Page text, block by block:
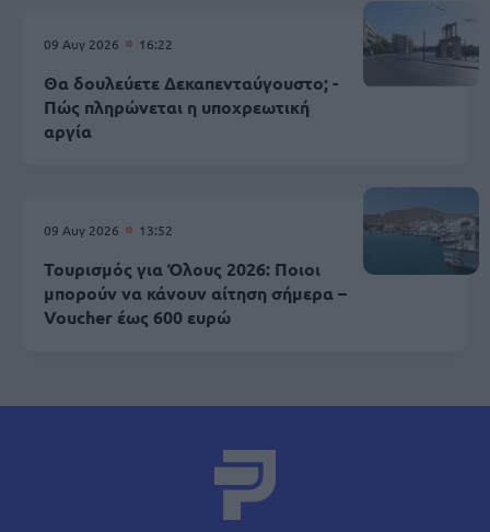
09 Αυγ 2026 16:22
Θα δουλεύετε Δεκαπενταύγουστο; -
Πώς πληρώνεται η υποχρεωτική
αργία
09 Αυγ 2026 13:52
Τουρισμός για Όλους 2026: Ποιοι
μπορούν να κάνουν αίτηση σήμερα –
Voucher έως 600 ευρώ